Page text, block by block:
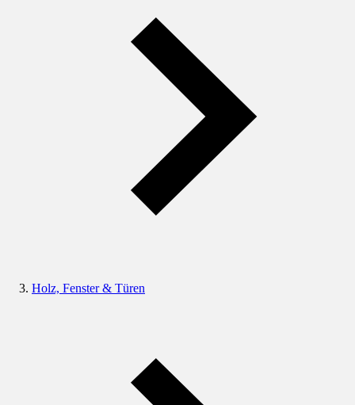
Holz, Fenster & Türen